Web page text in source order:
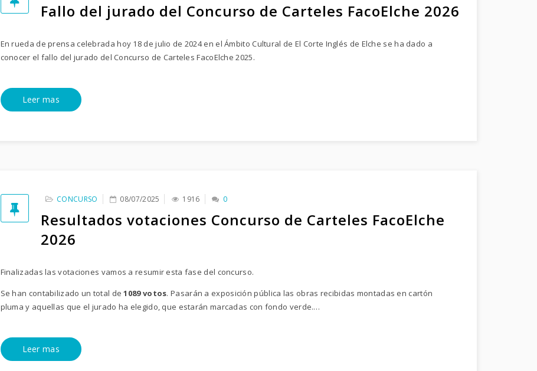
Fallo del jurado del Concurso de Carteles FacoElche 2026
En rueda de prensa celebrada hoy 18 de julio de 2024 en el Ámbito Cultural de El Corte Inglés de Elche se ha dado a
conocer el fallo del jurado del Concurso de Carteles FacoElche 2025.
Leer mas
CONCURSO 08/07/2025 1916 0
Resultados votaciones Concurso de Carteles FacoElche
2026
Finalizadas las votaciones vamos a resumir esta fase del concurso.
Se han contabilizado un total de1089 votos. Pasarán a exposición pública las obras recibidas montadas en cartón
pluma y aquellas que el jurado ha elegido, que estarán marcadas con fondo verde.…
Leer mas